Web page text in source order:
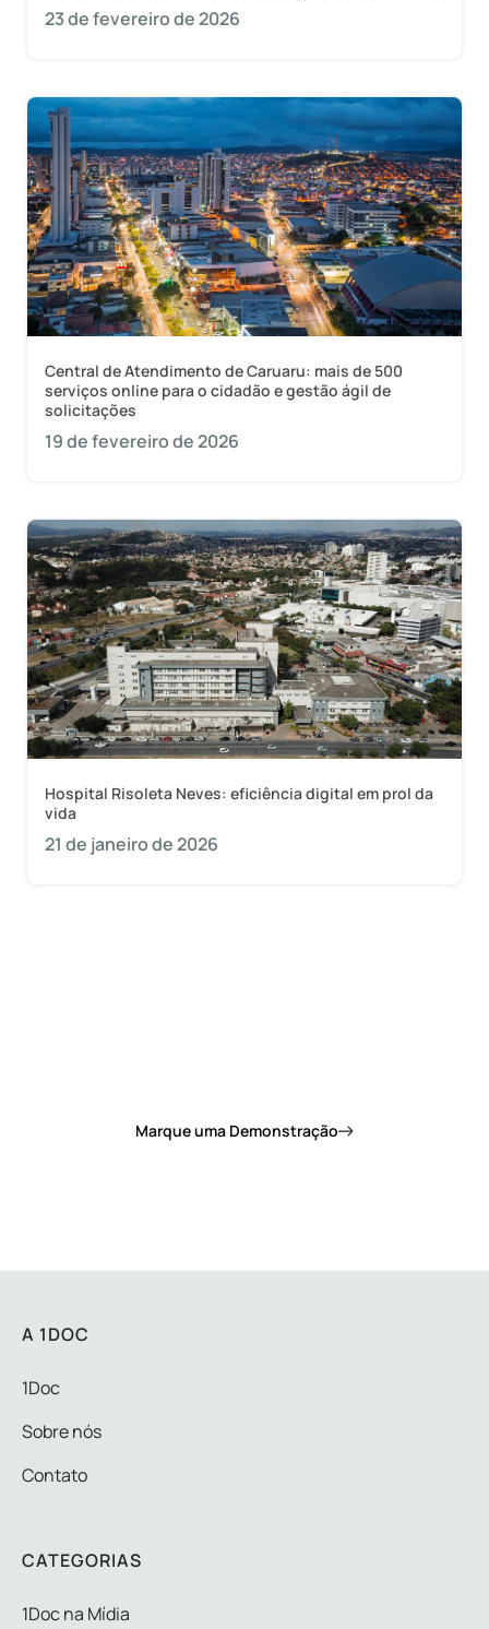
23 de fevereiro de 2026
Central de Atendimento de Caruaru: mais de 500
serviços online para o cidadão e gestão ágil de
solicitações
19 de fevereiro de 2026
Hospital Risoleta Neves: eficiência digital em prol da
vida
21 de janeiro de 2026
Marque uma Demonstração
A 1DOC
1Doc
Sobre nós
Contato
CATEGORIAS
1Doc na Mídia